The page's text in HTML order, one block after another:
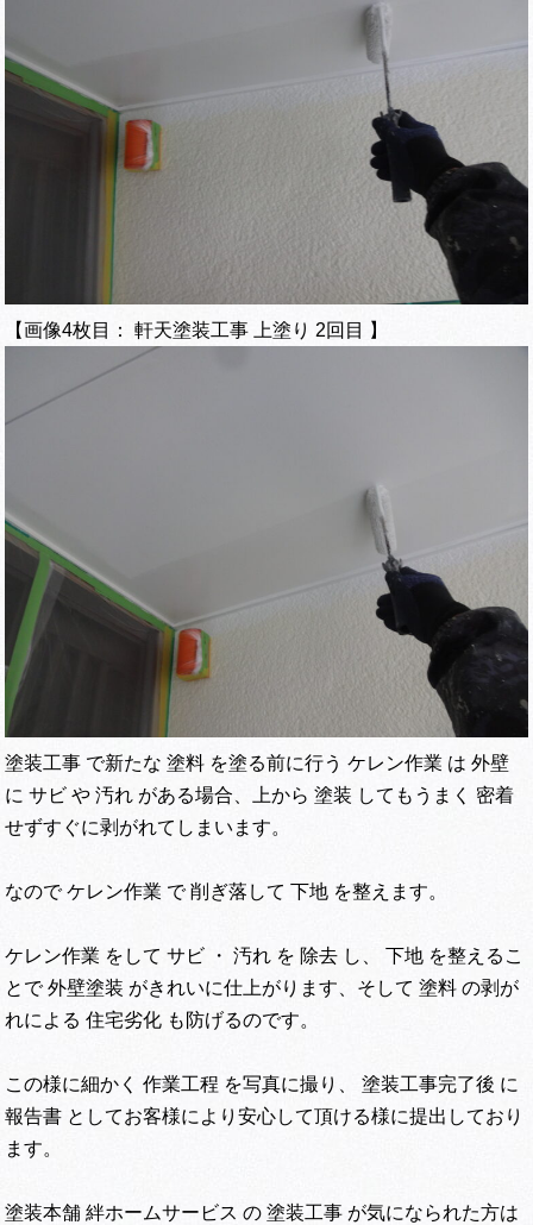
【画像4枚目： 軒天塗装工事 上塗り 2回目 】
塗装工事 で新たな 塗料 を塗る前に行う ケレン作業 は 外壁
に サビ や 汚れ がある場合、上から 塗装 してもうまく 密着
せずすぐに剥がれてしまいます。
なので ケレン作業 で 削ぎ落して 下地 を整えます。
ケレン作業 をして サビ ・ 汚れ を 除去 し、 下地 を整えるこ
とで 外壁塗装 がきれいに仕上がります、そして 塗料 の剥が
れによる 住宅劣化 も防げるのです。
この様に細かく 作業工程 を写真に撮り、 塗装工事完了後 に
報告書 としてお客様により安心して頂ける様に提出しており
ます。
塗装本舗 絆ホームサービス の 塗装工事 が気になられた方は